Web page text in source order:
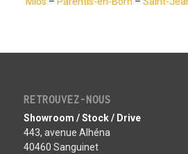
RETROUVEZ-NOUS
Showroom / Stock / Drive
443, avenue Alhéna
40460 Sanguinet